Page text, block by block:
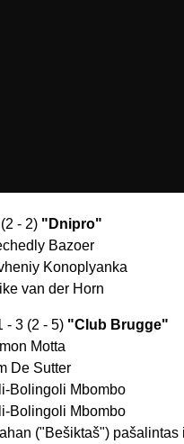
- 2) "Dnipro"
Bazoer
Konoplyanka
van der Horn
- 3 (2 - 5) "Club Brugge"
Motta
De Sutter
Bolingoli Mbombo
Bolingoli Mbombo
("Bešiktaš") pašalintas